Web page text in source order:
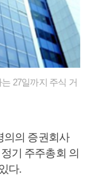
27일까지 주식 거
의의 증권회사
기 주주총회 의
다.